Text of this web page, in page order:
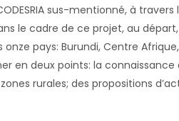
sus-mentionné, à travers
le cadre de ce projet, au
pays: Burundi, Centre
en deux points: la connaissance
rurales; des propositions